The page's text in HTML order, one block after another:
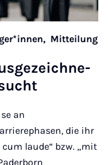
Mitteilung
an
die ihr
laude“ bzw. „mit